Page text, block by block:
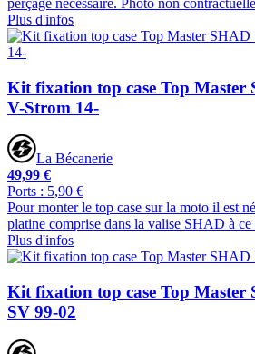
perçage nécessaire. Photo non
Plus d'infos
Kit fixation top case Top Master
V-Strom 14-
La Bécanerie
49,99 €
Ports : 5,90 €
Pour monter le top case sur la moto il est
platine comprise dans la valise SHAD à ce
Plus d'infos
Kit fixation top case Top Master
SV 99-02